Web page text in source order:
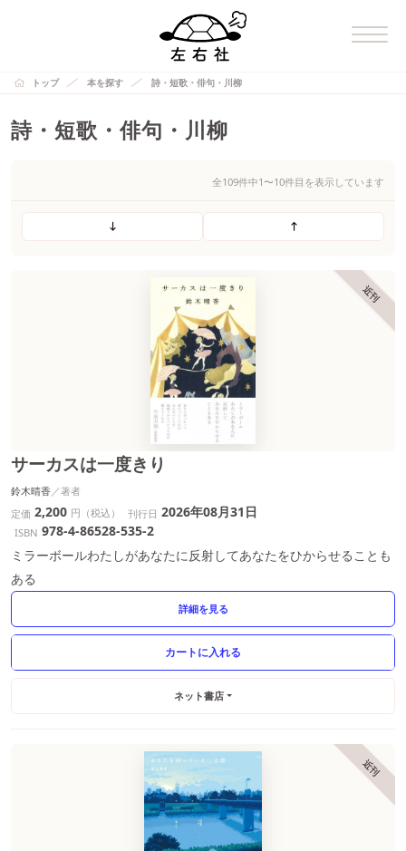
トップ 本を探す 詩・短歌・俳句・川柳
詩・短歌・俳句・川柳
全109件中1〜10件目を表示しています
近刊
サーカスは一度きり
鈴木晴香
定価 2,200 円（税込） 刊行日 2026年08月31日
ISBN 978-4-86528-535-2
ミラーボールわたしがあなたに反射してあなたをひからせることも
ある
詳細を見る
ネット書店
近刊